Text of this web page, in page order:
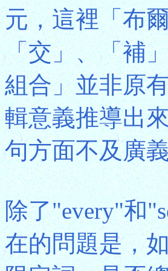
元，這裡「布
「交」、「補
組合」並非原
輯意義推導出
句方面不及廣
除了"every"和
在的問題是，